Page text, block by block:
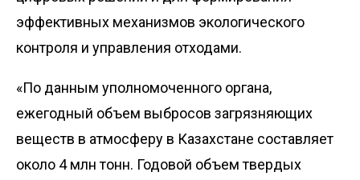
эффективных механизмов экологического
контроля и управления отходами.
«По данным уполномоченного органа,
ежегодный объем выбросов загрязняющих
веществ в атмосферу в Казахстане составляет
около 4 млн тонн. Годовой объем твердых